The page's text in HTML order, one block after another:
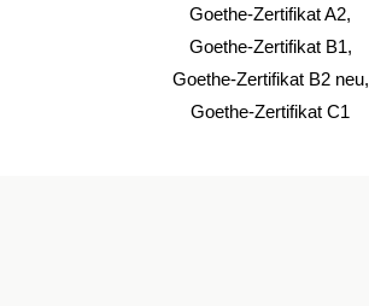
Goethe-Zertifikat A2,
Goethe-Zertifikat B1,
Goethe-Zertifikat B2 neu,
Goethe-Zertifikat C1